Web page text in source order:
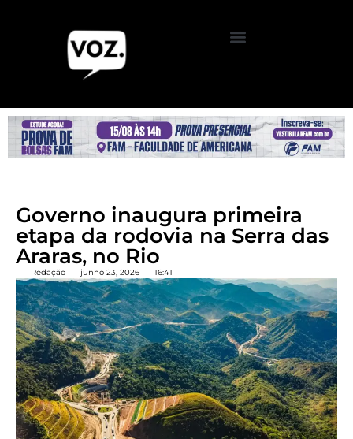
Governo inaugura primeira
etapa da rodovia na Serra das
Araras, no Rio
Redação junho 23, 2026 16:41